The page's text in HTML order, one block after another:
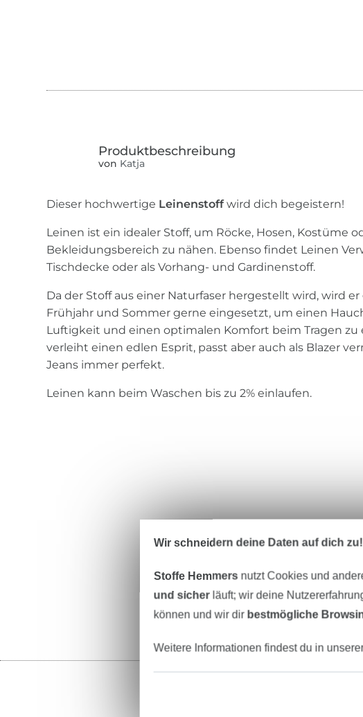
von Katja
Dieser hochwertige Leinenstoffwird dich begeistern!
Leinen ist ein idealer Stoff, um Röcke, Hosen, Kostüme
Bekleidungsbereich zu nähen. Ebenso findet Leinen
Tischdecke oder als Vorhang- und Gardinenstoff.
Da der Stoff aus einer Naturfaser hergestellt wird, wird er
Frühjahr und Sommer gerne eingesetzt, um einen
Luftigkeit und einen optimalen Komfort beim Tragen zu
verleiht einen edlen Esprit, passt aber auch als Blazer
Jeans immer perfekt.
Leinen kann beim Waschen bis zu 2% einlaufen.
Wir schneidern deine Daten auf dich zu!
Stoffe Hemmers nutzt Cookies und
und sicherläuft; wir deine
können und wir dir bestmögliche
Weitere Informationen findest du in